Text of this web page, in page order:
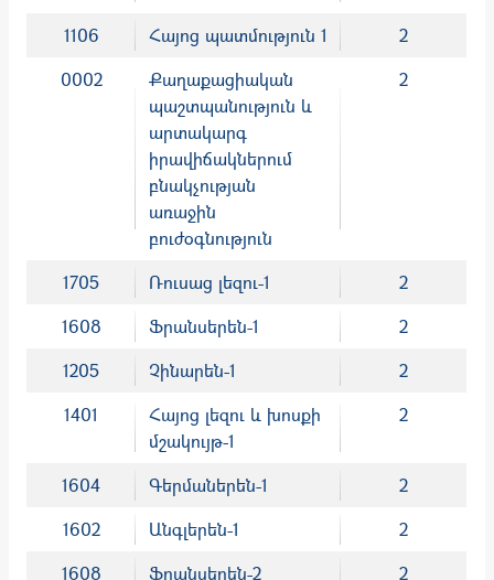
1106 Հայոց պատմություն 1
2
0002
Քաղաքացիական
պաշտպանություն և
արտակարգ
իրավիճակներում
բնակչության
առաջին
բուժօգնություն
2
1705 Ռուսաց լեզու-1
2
1608
Ֆրանսերեն-1
2
1205
Չինարեն-1
2
1401
Հայոց լեզու և խոսքի
մշակույթ-1
2
1604 Գերմաներեն-1
2
1602
Անգլերեն-1
2
1608
Ֆրանսերեն-2
2